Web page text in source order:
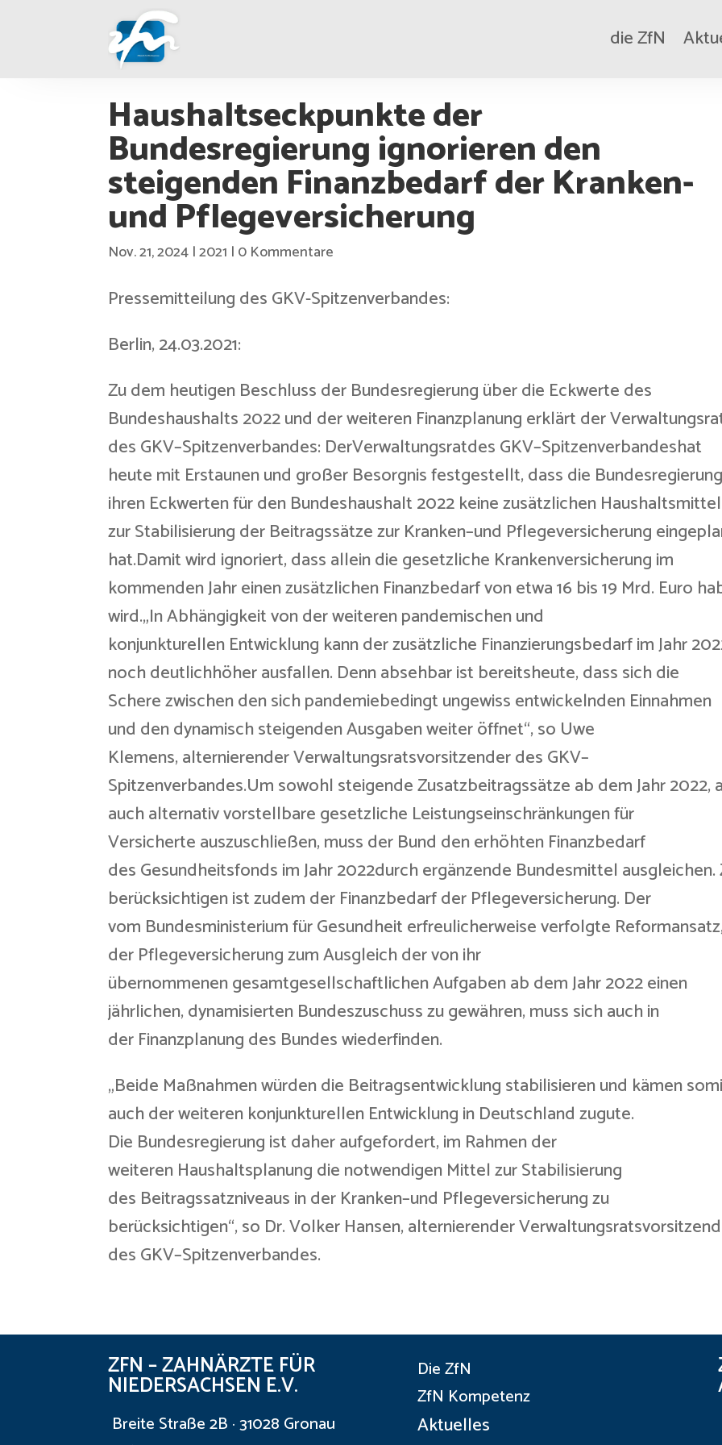
die ZfN
Haushaltseckpunkte der
Bundesregierung ignorieren den
steigenden Finanzbedarf der Kranken-
und Pflegeversicherung
Nov. 21, 2024 |2021 | 0 Kommentare
Pressemitteilung des GKV-Spitzenverbandes:
Berlin, 24.03.2021:
Zu dem heutigen Beschluss der Bundesregierung über die Eckwerte des
Bundeshaushalts 2022 und der weiteren Finanzplanung erklärt der
des GKV–Spitzenverbandes: DerVerwaltungsratdes GKV–Spitzenverbandeshat
heute mit Erstaunen und großer Besorgnis festgestellt, dass die
ihren Eckwerten für den Bundeshaushalt 2022 keine zusätzlichen Haushaltsmittel
zur Stabilisierung der Beitragssätze zur Kranken–und Pflegeversicherung
hat.Damit wird ignoriert, dass allein die gesetzliche Krankenversicherung im
kommenden Jahr einen zusätzlichen Finanzbedarf von etwa 16 bis 19 Mrd. Euro
wird.„In Abhängigkeit von der weiteren pandemischen und
konjunkturellen Entwicklung kann der zusätzliche Finanzierungsbedarf im Jahr
noch deutlichhöher ausfallen. Denn absehbar ist bereitsheute, dass sich die
Schere zwischen den sich pandemiebedingt ungewiss entwickelnden Einnahmen
und den dynamisch steigenden Ausgaben weiter öffnet“, so Uwe
Klemens, alternierender Verwaltungsratsvorsitzender des GKV–
Spitzenverbandes.Um sowohl steigende Zusatzbeitragssätze ab dem Jahr 2022,
auch alternativ vorstellbare gesetzliche Leistungseinschränkungen für
Versicherte auszuschließen, muss der Bund den erhöhten Finanzbedarf
des Gesundheitsfonds im Jahr 2022durch ergänzende Bundesmittel ausgleichen.
berücksichtigen ist zudem der Finanzbedarf der Pflegeversicherung. Der
vom Bundesministerium für Gesundheit erfreulicherweise verfolgte Reformansatz,
der Pflegeversicherung zum Ausgleich der von ihr
übernommenen gesamtgesellschaftlichen Aufgaben ab dem Jahr 2022 einen
jährlichen, dynamisierten Bundeszuschuss zu gewähren, muss sich auch in
der Finanzplanung des Bundes wiederfinden.
„Beide Maßnahmen würden die Beitragsentwicklung stabilisieren und kämen
auch der weiteren konjunkturellen Entwicklung in Deutschland zugute.
Die Bundesregierung ist daher aufgefordert, im Rahmen der
weiteren Haushaltsplanung die notwendigen Mittel zur Stabilisierung
des Beitragssatzniveaus in der Kranken–und Pflegeversicherung zu
berücksichtigen“, so Dr. Volker Hansen, alternierender
des GKV–Spitzenverbandes.
ZFN – ZAHNÄRZTE FÜR
NIEDERSACHSEN E.V.
Breite Straße 2B · 31028 Gronau
Die ZfN
ZfN Kompetenz
Aktuelles